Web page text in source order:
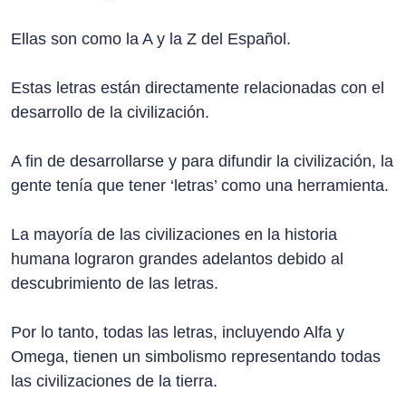
Ellas son como la A y la Z del Español.
Estas letras están directamente relacionadas con el
desarrollo de la civilización.
A fin de desarrollarse y para difundir la civilización, la
gente tenía que tener ‘letras’ como una herramienta.
La mayoría de las civilizaciones en la historia
humana lograron grandes adelantos debido al
descubrimiento de las letras.
Por lo tanto, todas las letras, incluyendo Alfa y
Omega, tienen un simbolismo representando todas
las civilizaciones de la tierra.